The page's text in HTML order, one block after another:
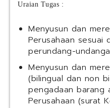
Uraian Tugas :
Menyusun dan
Perusahaan sesuai
perundang-
Menyusun dan
(bilingual dan non
pengadaan barang
Perusahaan (surat